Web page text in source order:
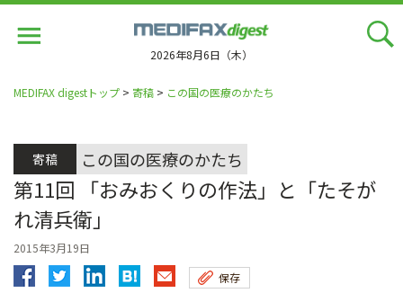
2026年8月6日（木）
MEDIFAX digestトップ > 寄稿 > この国の医療のかたち
寄稿 この国の医療のかたち
第11回 「おみおくりの作法」と「たそが
れ清兵衛」
2015年3月19日
保存